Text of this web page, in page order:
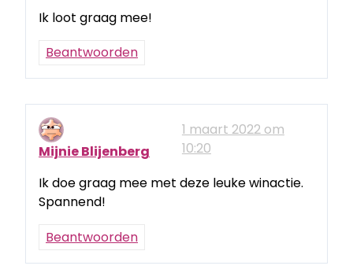
Ik loot graag mee!
Beantwoorden
Mijnie Blijenberg
1 maart 2022 om
10:20
Ik doe graag mee met deze leuke winactie.
Spannend!
Beantwoorden